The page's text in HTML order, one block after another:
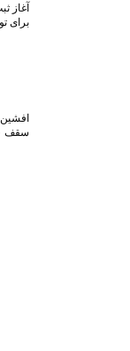
برای
سقف ۱۰۰ درصد فروش دانش‌بنیان‌ها